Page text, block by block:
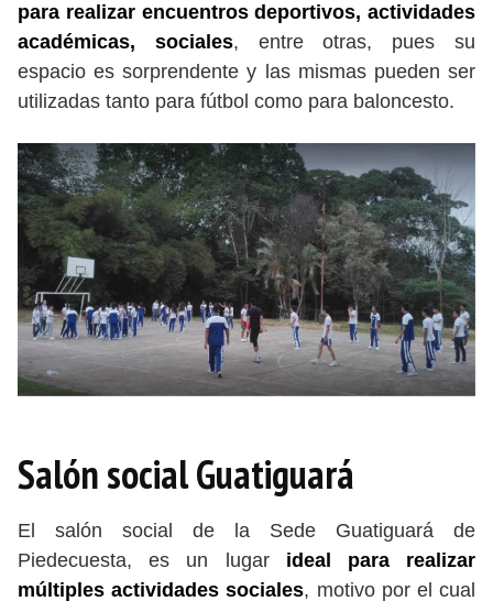
para realizar encuentros deportivos, actividades
académicas, sociales, entre otras, pues su
espacio es sorprendente y las mismas pueden ser
utilizadas tanto para fútbol como para baloncesto.
Salón social Guatiguará
El salón social de la Sede Guatiguará de
Piedecuesta, es un lugar ideal para realizar
múltiples actividades sociales, motivo por el cual